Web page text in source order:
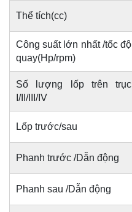
Thể tích(cc)
Công suất lớn nhất /tốc độ
quay(Hp/rpm)
Số lượng lốp trên trục
I/II/III/IV
Lốp trước/sau
Phanh trước /Dẫn động
Phanh sau /Dẫn động